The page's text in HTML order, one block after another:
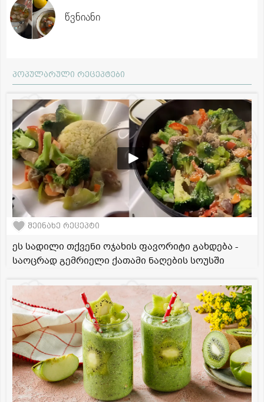
წვნიანი
პოპულარული რეცეპტები
შეინახე რეცეპტი
ეს სადილი თქვენი ოჯახის ფავორიტი გახდება -
საოცრად გემრიელი ქათამი ნაღების სოუსში